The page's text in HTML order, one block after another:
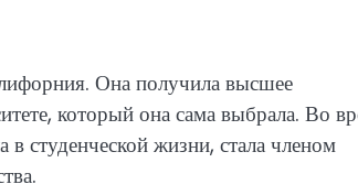
Она получила высшее
который она сама выбрала. Во
в студенческой жизни, стала членом